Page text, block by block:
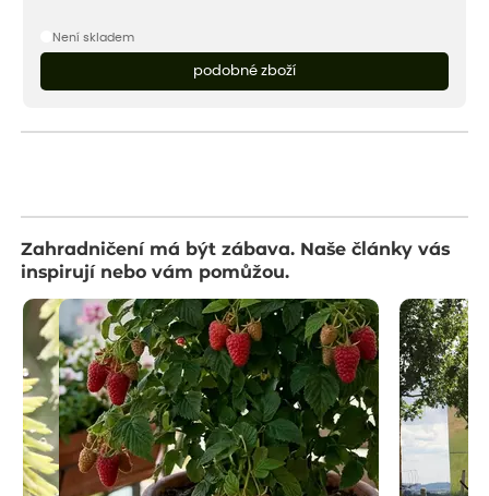
Není skladem
podobné zboží
Zahradničení má být zábava. Naše články vás
inspirují nebo vám pomůžou.